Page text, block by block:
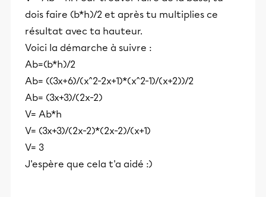
dois faire (b*h)/2 et après tu multiplies ce
résultat avec ta hauteur.
Voici la démarche à suivre :
Ab=(b*h)/2
Ab= ((3x+6)/(x^2-2x+1)*(x^2-1)/(x+2))/2
Ab= (3x+3)/(2x-2)
V= Ab*h
V= (3x+3)/(2x-2)*(2x-2)/(x+1)
V= 3
J'espère que cela t'a aidé :)